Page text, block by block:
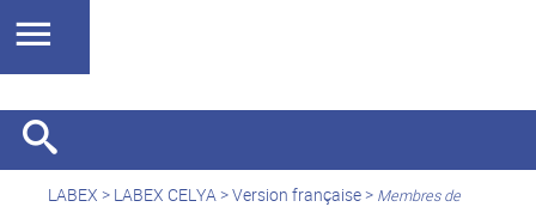
LABEX > LABEX CELYA>Version française> Membres de